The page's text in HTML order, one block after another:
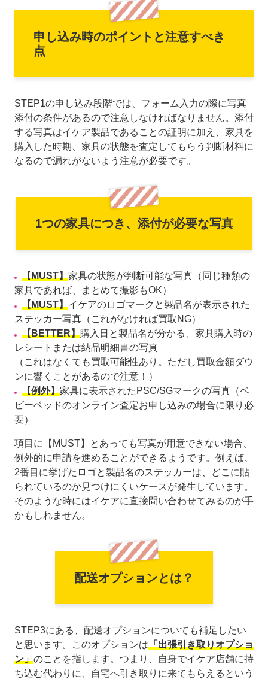
申し込み時のポイントと注意すべき
点
STEP1の申し込み段階では、フォーム入力の際に写真
添付の条件があるので注意しなければなりません。添付
する写真はイケア製品であることの証明に加え、家具を
購入した時期、家具の状態を査定してもらう判断材料に
なるので漏れがないよう注意が必要です。
1つの家具につき、添付が必要な写真
【MUST】家具の状態が判断可能な写真（同じ種類の
家具であれば、まとめて撮影もOK）
【MUST】イケアのロゴマークと製品名が表示された
ステッカー写真（これがなければ買取NG）
【BETTER】購入日と製品名が分かる、家具購入時の
レシートまたは納品明細書の写真
（これはなくても買取可能性あり。ただし買取金額ダウ
ンに響くことがあるので注意！）
【例外】家具に表示されたPSC/SGマークの写真（ベ
ビーベッドのオンライン査定お申し込みの場合に限り必
要）
項目に【MUST】とあっても写真が用意できない場合、
例外的に申請を進めることができるようです。例えば、
2番目に挙げたロゴと製品名のステッカーは、どこに貼
られているのか見つけにくいケースが発生しています。
そのような時にはイケアに直接問い合わせてみるのが手
かもしれません。
配送オプションとは？
STEP3にある、配送オプションについても補足したい
と思います。このオプションは「出張引き取りオプショ
ン」のことを指します。つまり、自身でイケア店舗に持
ち込む代わりに、自宅へ引き取りに来てもらえるという